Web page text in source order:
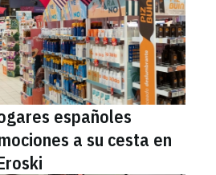
españoles
a su cesta en